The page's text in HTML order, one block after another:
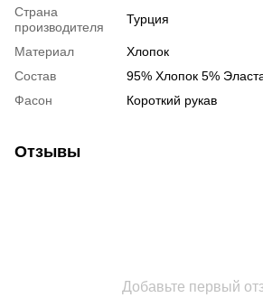
Страна
производителя
Турция
Материал
Хлопок
Состав
95% Хлопок 5%
Фасон
Короткий рукав
Отзывы
Добавьте первый